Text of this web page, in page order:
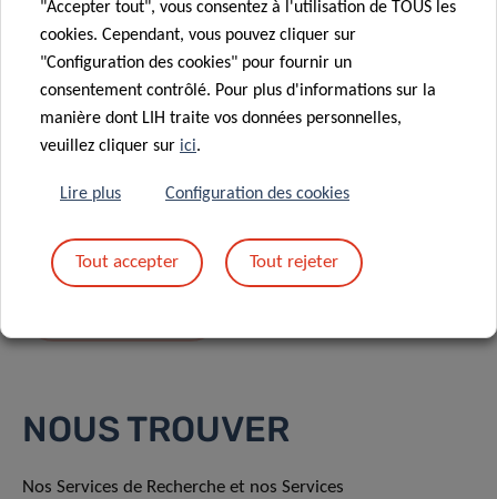
En envoyant votre message, vous acceptez
NOUS TROUVER
Nos Services de Recherche et nos Services
"Accepter tout", vous consentez à l'utilisation de TOUS les
cookies. Cependant, vous pouvez cliquer sur
"Configuration des cookies" pour fournir un
consentement contrôlé. Pour plus d'informations sur la
manière dont LIH traite vos données personnelles,
veuillez cliquer sur ici.
Lire plus Configuration des cookies
Tout accepter Tout rejeter